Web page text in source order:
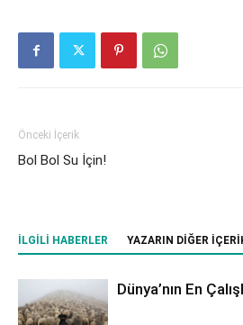
Önceki İçerik
Bol Bol Su İçin!
İLGILI HABERLER YAZARIN DIĞER
Dünya’nın En